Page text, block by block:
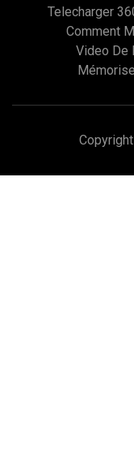
Telecharger
Comment
Video De